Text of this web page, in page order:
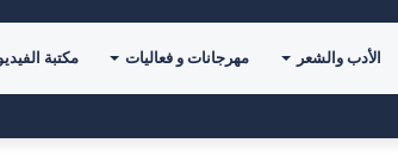
الأدب والشعر مهرجانات و فعاليات مكتبة